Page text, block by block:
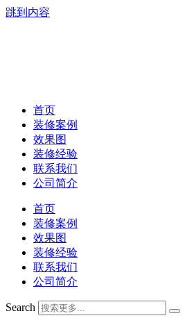
跳到内容
首页
装修案例
效果图
装修经验
联系我们
公司简介
首页
装修案例
效果图
装修经验
联系我们
公司简介
Search